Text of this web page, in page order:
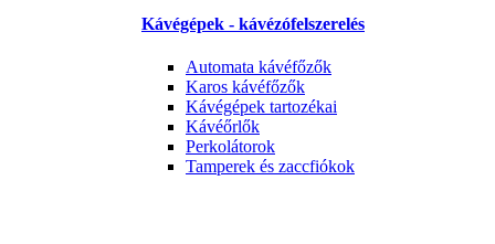
Kávégépek - kávézófelszerelés
Automata kávéfőzők
Karos kávéfőzők
Kávégépek tartozékai
Kávéőrlők
Perkolátorok
Tamperek és zaccfiókok